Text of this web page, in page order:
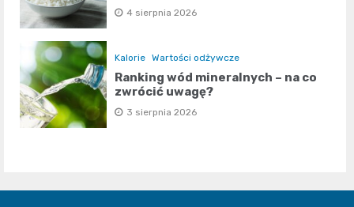
4 sierpnia 2026
Kalorie Wartości odżywcze
Ranking wód mineralnych – na co
zwrócić uwagę?
3 sierpnia 2026